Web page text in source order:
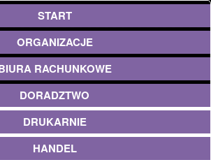
START
ORGANIZACJE
RACHUNKOWE
DORADZTWO
DRUKARNIE
HANDEL